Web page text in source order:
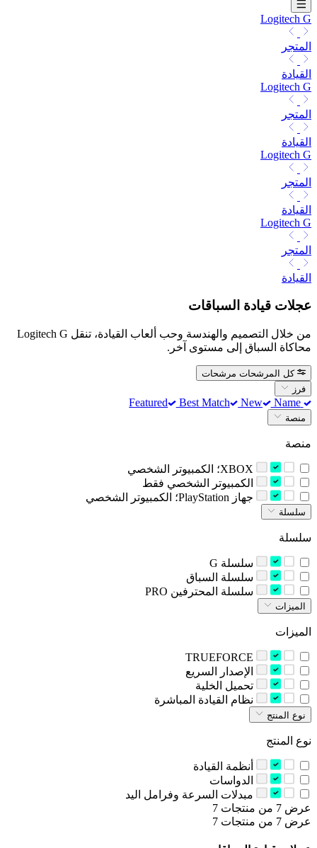
Logitech G
المتجر
القيادة
Logitech G
المتجر
القيادة
Logitech G
المتجر
القيادة
Logitech G
المتجر
القيادة
عجلات قيادة السباقات
من خلال التصميم والهندسة وحب ألعاب القيادة، تنقل Logitech G
محاكاة السباق إلى مستوى آخر.
كل المرشحات مرشحات
فرز
Featured
Best Match New Name
منصة
منصة
‫الكمبيوتر الشخصي فقط‬
سلسلة
سلسلة
‫سلسلة السباق‬
الميزات
الميزات
‫الإصدار السريع‬
‫تحميل الخلية‬
‫نظام القيادة المباشرة‬
نوع المنتج
نوع المنتج
‫أنظمة القيادة‬
‫الدواسات‬
‫مبدلات السرعة وفرامل اليد‬
عرض 7 من منتجات 7
عرض 7 من منتجات 7